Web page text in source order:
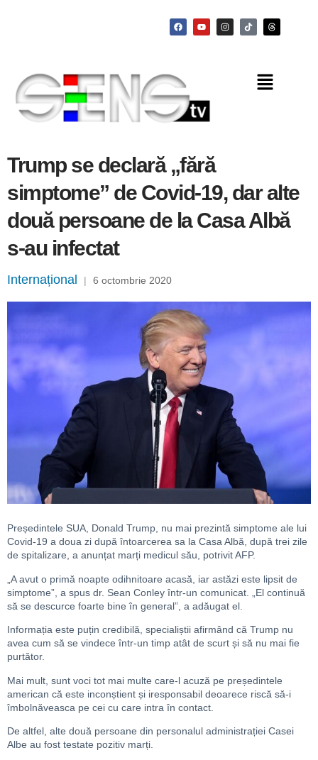
Trump se declară „fără
simptome” de Covid-19, dar alte
două persoane de la Casa Albă
s-au infectat
Internațional | 6 octombrie 2020
Președintele SUA, Donald Trump, nu mai prezintă simptome ale lui
Covid-19 a doua zi după întoarcerea sa la Casa Albă, după trei zile
de spitalizare, a anunțat marți medicul său, potrivit AFP.
„A avut o primă noapte odihnitoare acasă, iar astăzi este lipsit de
simptome”, a spus dr. Sean Conley într-un comunicat.
„El continuă
să se descurce foarte bine în general”, a adăugat el.
Informația este puțin credibilă, specialiștii afirmând că Trump nu
avea cum să se vindece într-un timp atât de scurt și să nu mai fie
purtător.
Mai mult, sunt voci tot mai multe care-l acuză pe președintele
american că este inconștient și iresponsabil deoarece riscă să-i
îmbolnăveasca pe cei cu care intra în contact.
De altfel, alte două persoane din personalul administrației Casei
Albe au fost testate pozitiv marți.